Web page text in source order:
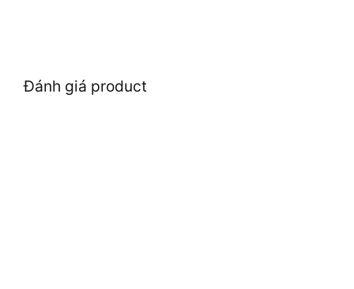
Đánh giá product